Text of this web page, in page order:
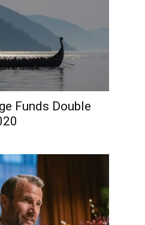
Funds Double